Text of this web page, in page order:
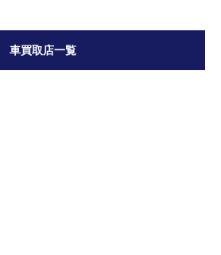
車買取店一覧